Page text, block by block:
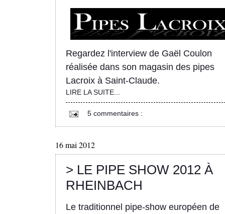
Regardez l'interview de Gaël Coulon
réalisée dans son magasin des pipes
Lacroix à Saint-Claude.
LIRE LA SUITE...
5 commentaires :
16 mai 2012
> LE PIPE SHOW 2012 À
RHEINBACH
Le traditionnel pipe-show européen de